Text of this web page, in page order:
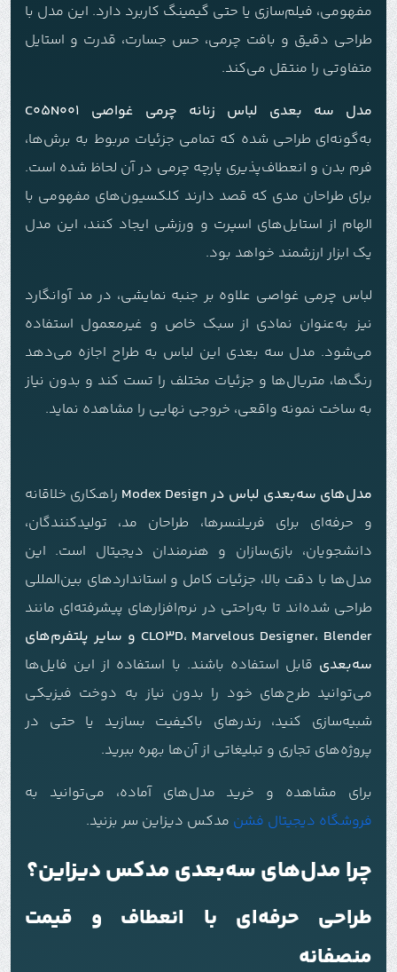
مفهومی، فیلم‌سازی یا حتی گیمینگ کاربرد دارد. این مدل با
طراحی دقیق و بافت چرمی، حس جسارت، قدرت و استایل
متفاوتی را منتقل می‌کند.
مدل سه بعدی لباس زنانه چرمی غواصی C05N001
به‌گونه‌ای طراحی شده که تمامی جزئیات مربوط به برش‌ها،
فرم بدن و انعطاف‌پذیری پارچه چرمی در آن لحاظ شده است.
برای طراحان مدی که قصد دارند کلکسیون‌های مفهومی با
الهام از استایل‌های اسپرت و ورزشی ایجاد کنند، این مدل
یک ابزار ارزشمند خواهد بود.
لباس چرمی غواصی علاوه بر جنبه نمایشی، در مد آوانگارد
نیز به‌عنوان نمادی از سبک خاص و غیرمعمول استفاده
می‌شود. مدل سه بعدی این لباس به طراح اجازه می‌دهد
رنگ‌ها، متریال‌ها و جزئیات مختلف را تست کند و بدون نیاز
به ساخت نمونه واقعی، خروجی نهایی را مشاهده نماید.
مدل‌های سه‌بعدی لباس در Modex Design
راهکاری خلاقانه
و حرفه‌ای برای فریلنسرها، طراحان مد، تولیدکنندگان،
دانشجویان، بازی‌سازان و هنرمندان دیجیتال است. این
مدل‌ها با دقت بالا، جزئیات کامل و استانداردهای بین‌المللی
طراحی شده‌اند تا به‌راحتی در نرم‌افزارهای پیشرفته‌ای مانند
CLO3D، Marvelous Designer، Blender و سایر پلتفرم‌های
سه‌بعدی قابل استفاده باشند. با استفاده از این فایل‌ها
می‌توانید طرح‌های خود را بدون نیاز به دوخت فیزیکی
شبیه‌سازی کنید، رندرهای باکیفیت بسازید یا حتی در
پروژه‌های تجاری و تبلیغاتی از آن‌ها بهره ببرید.
برای مشاهده و خرید مدل‌های آماده، می‌توانید به
فروشگاه دیجیتال فشن مدکس دیزاین سر بزنید.
چرا مدل‌های سه‌بعدی مدکس دیزاین؟
طراحی حرفه‌ای با انعطاف و قیمت
منصفانه